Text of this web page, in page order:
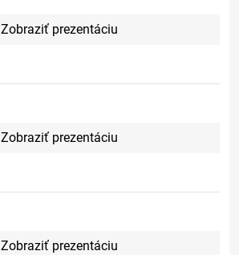
Zobraziť prezentáciu
Zobraziť prezentáciu
Zobraziť prezentáciu